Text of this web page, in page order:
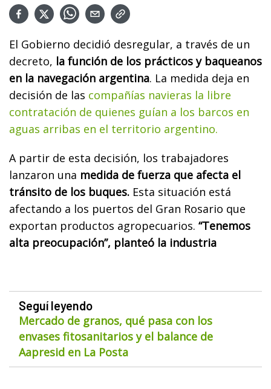
El Gobierno decidió desregular, a través de un
decreto, la función de los prácticos y baqueanos
en la navegación argentina. La medida deja en
decisión de las compañías navieras la libre
contratación de quienes guían a los barcos en
aguas arribas en el territorio argentino.
A partir de esta decisión, los trabajadores
lanzaron una medida de fuerza que afecta el
tránsito de los buques. Esta situación está
afectando a los puertos del Gran Rosario que
exportan productos agropecuarios. “Tenemos
alta preocupación”, planteó la industria
Seguí leyendo
Mercado de granos, qué pasa con los
envases fitosanitarios y el balance de
Aapresid en La Posta